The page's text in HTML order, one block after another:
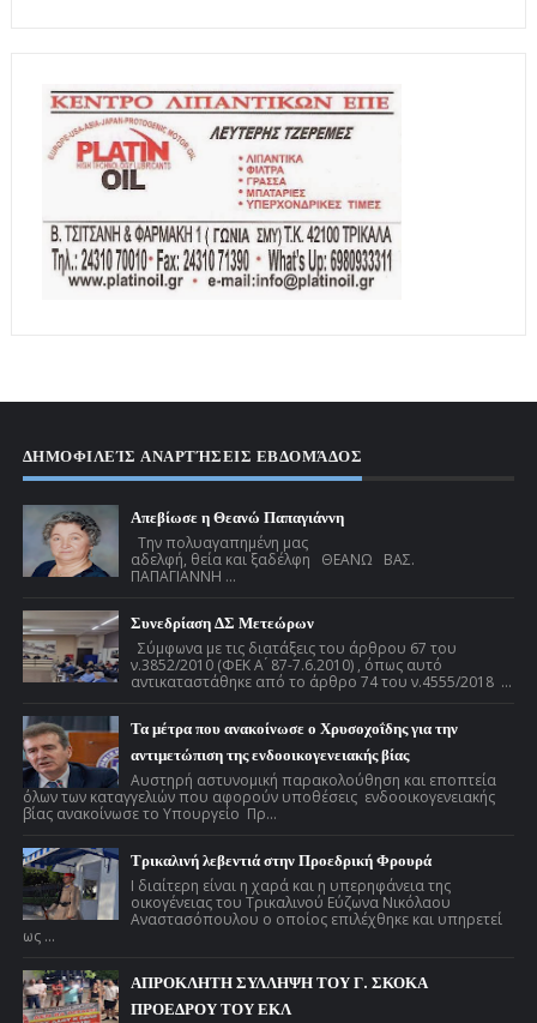
ΔΗΜΟΦΙΛΕΊΣ ΑΝΑΡΤΉΣΕΙΣ ΕΒΔΟΜΆΔΟΣ
Απεβίωσε η Θεανώ Παπαγιάννη
Την πολυαγαπημένη μας
αδελφή, θεία και ξαδέλφη ΘΕΑΝΩ ΒΑΣ.
ΠΑΠΑΓΙΑΝΝΗ ...
Συνεδρίαση ΔΣ Μετεώρων
Σύμφωνα με τις διατάξεις του άρθρου 67 του
ν.3852/2010 (ΦΕΚ Α ́ 87-7.6.2010) , όπως αυτό
αντικαταστάθηκε από το άρθρο 74 του ν.4555/2018 ...
Τα μέτρα που ανακοίνωσε ο Χρυσοχοΐδης για την
αντιμετώπιση της ενδοοικογενειακής βίας
Αυστηρή αστυνομική παρακολούθηση και εποπτεία
όλων των καταγγελιών που αφορούν υποθέσεις ενδοοικογενειακής
βίας ανακοίνωσε το Υπουργείο Πρ...
Τρικαλινή λεβεντιά στην Προεδρική Φρουρά
Ι διαίτερη είναι η χαρά και η υπερηφάνεια της
οικογένειας του Τρικαλινού Εύζωνα Νικόλαου
Αναστασόπουλου ο οποίος επιλέχθηκε και υπηρετεί
ως ...
ΑΠΡΟΚΛΗΤΗ ΣΥΛΛΗΨΗ ΤΟΥ Γ. ΣΚΟΚΑ
ΠΡΟΕΔΡΟΥ ΤΟΥ ΕΚΛ